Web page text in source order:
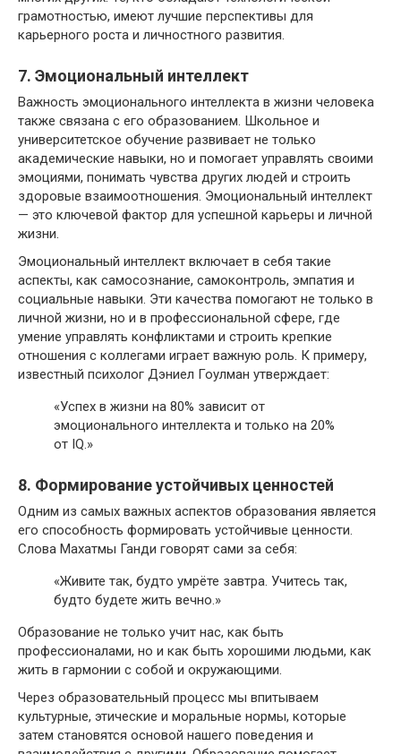
грамотностью, имеют лучшие перспективы для
карьерного роста и личностного развития.
7. Эмоциональный интеллект
Важность эмоционального интеллекта в жизни человека
также связана с его образованием. Школьное и
университетское обучение развивает не только
академические навыки, но и помогает управлять своими
эмоциями, понимать чувства других людей и строить
здоровые взаимоотношения. Эмоциональный интеллект
— это ключевой фактор для успешной карьеры и личной
жизни.
Эмоциональный интеллект включает в себя такие
аспекты, как самосознание, самоконтроль, эмпатия и
социальные навыки. Эти качества помогают не только в
личной жизни, но и в профессиональной сфере, где
умение управлять конфликтами и строить крепкие
отношения с коллегами играет важную роль. К примеру,
известный психолог Дэниел Гоулман утверждает:
«Успех в жизни на 80% зависит от
эмоционального интеллекта и только на 20%
от IQ.»
8. Формирование устойчивых ценностей
Одним из самых важных аспектов образования является
его способность формировать устойчивые ценности.
Слова Махатмы Ганди говорят сами за себя:
«Живите так, будто умрёте завтра. Учитесь так,
будто будете жить вечно.»
Образование не только учит нас, как быть
профессионалами, но и как быть хорошими людьми, как
жить в гармонии с собой и окружающими.
Через образовательный процесс мы впитываем
культурные, этические и моральные нормы, которые
затем становятся основой нашего поведения и